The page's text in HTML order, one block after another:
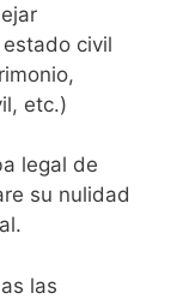
civil
etc.)
legal de
su nulidad
las